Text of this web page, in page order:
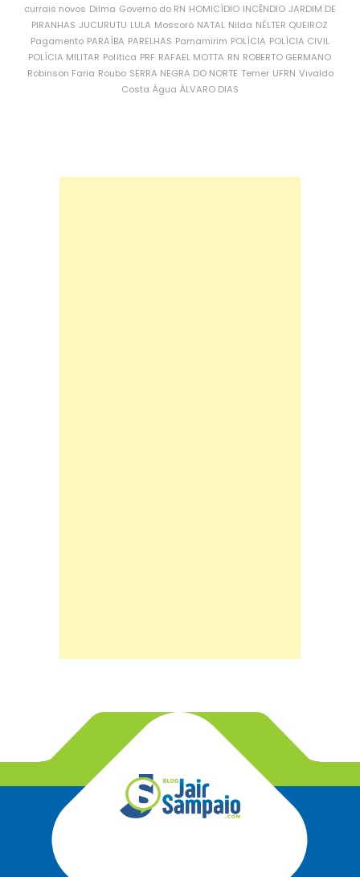
currais novos Dilma Governo do RN HOMICÍDIO INCÊNDIO JARDIM DE
PIRANHAS JUCURUTU LULA Mossoró NATAL Nilda NÉLTER QUEIROZ
Pagamento PARAÍBA PARELHAS Parnamirim POLÍCIA POLÍCIA CIVIL
POLÍCIA MILITAR Política PRF RAFAEL MOTTA RN ROBERTO GERMANO
Robinson Faria Roubo SERRA NEGRA DO NORTE Temer UFRN Vivaldo
Costa Água ÁLVARO DIAS